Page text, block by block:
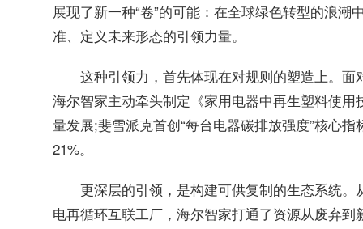
展现了新一种“卷”的可能：在全球绿色转型的浪
准、定义未来形态的引领力量。
这种引领力，首先体现在对规则的塑造上。
海尔智家主动牵头制定《家用电器中再生塑料使
量发展;斐雪派克首创“每台电器碳排放强度”核心
21%。
更深层的引领，是构建可供复制的生态系统
电再循环互联工厂，海尔智家打通了资源从废弃